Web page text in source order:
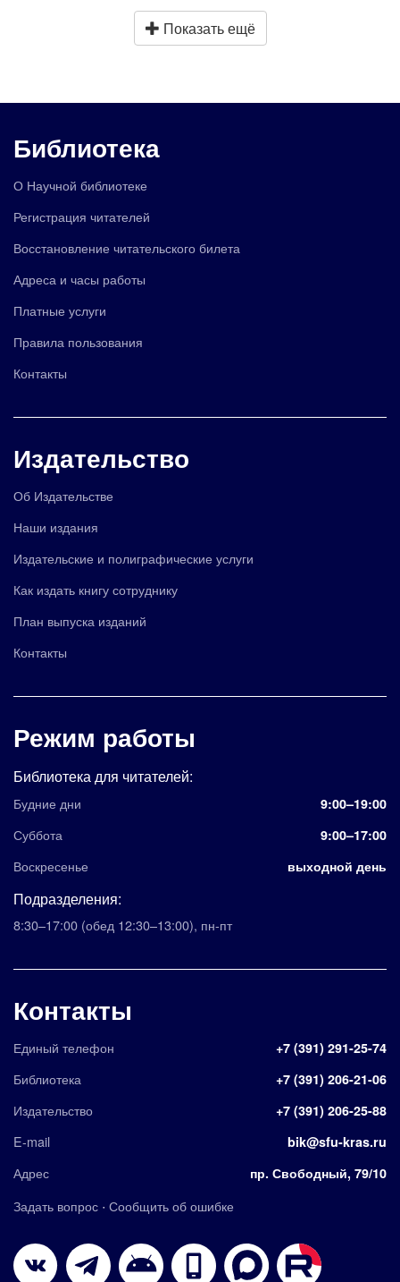
Показать ещё
Библиотека
О Научной библиотеке
Регистрация читателей
Восстановление читательского билета
Адреса и часы работы
Платные услуги
Правила пользования
Контакты
Издательство
Об Издательстве
Наши издания
Издательские и полиграфические услуги
Как издать книгу сотруднику
План выпуска изданий
Контакты
Режим работы
Библиотека для читателей:
Будние дни 9:00–19:00
Суббота 9:00–17:00
Воскресенье выходной день
Подразделения:
8:30–17:00 (обед 12:30–13:00), пн-пт
Контакты
Единый телефон +7 (391) 291-25-74
Библиотека +7 (391) 206-21-06
Издательство +7 (391) 206-25-88
E-mail bik@sfu-kras.ru
Адрес пр. Свободный, 79/10
Задать вопрос · Сообщить об ошибке